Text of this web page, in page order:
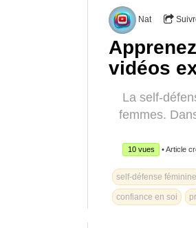
Nat
vidéos
La self-
femmes.
10 vues • Article
self-défense féminine
confiance en soi